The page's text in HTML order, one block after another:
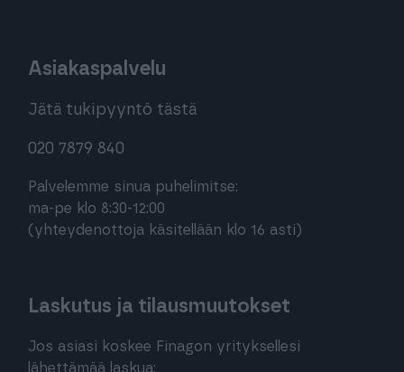
Asiakaspalvelu
Jätä tukipyyntö tästä
020 7879 840
Palvelemme sinua puhelimitse:
ma-pe klo 8:30-12:00
(yhteydenottoja käsitellään klo 16 asti)
Laskutus ja tilausmuutokset
Jos asiasi koskee Finagon yrityksellesi
lähettämää laskua: